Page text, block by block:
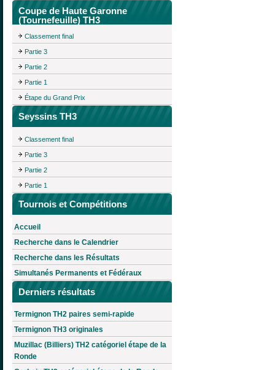
Coupe de Haute Garonne
(Tournefeuille) TH3
Classement final
Partie 3
Partie 2
Partie 1
Étape du Grand Prix
Seyssins TH3
Classement final
Partie 3
Partie 2
Partie 1
Tournois et Compétitions
Accueil
Recherche dans le Calendrier
Recherche dans les Résultats
Simultanés Permanents et Fédéraux
Derniers résultats
Termignon TH2 paires semi-rapide
Termignon TH3 originales
Muzillac (Billiers) TH2 catégoriel étape de la
Ronde